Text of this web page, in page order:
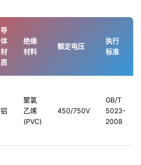
导
体
材
质
绝缘
材料
额定电压
执行
标准
铝
聚氯
乙烯
(PVC)
450/750V
GB/T
5023-
2008